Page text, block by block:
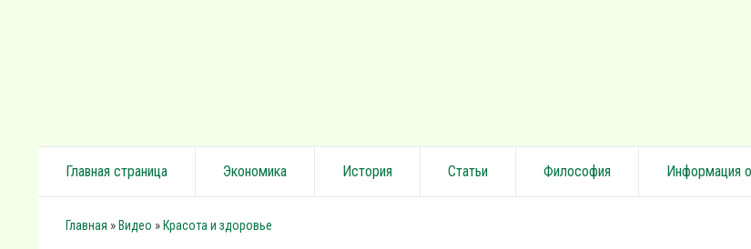
Главная страница Экономика История Статьи Философия Информация
Главная » Видео » Красота и здоровье